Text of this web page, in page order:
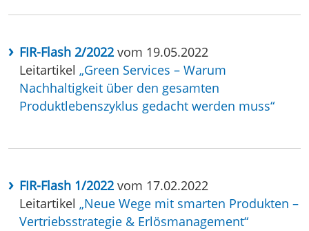
FIR-Flash 2/2022 vom 19.05.2022
Leitartikel „Green Services – Warum
Nachhaltigkeit über den gesamten
Produktlebenszyklus gedacht werden muss“
FIR-Flash 1/2022 vom 17.02.2022
Leitartikel „Neue Wege mit smarten Produkten –
Vertriebsstrategie & Erlösmanagement“